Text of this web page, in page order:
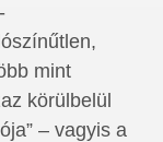
mint
körülbelül
– vagyis a